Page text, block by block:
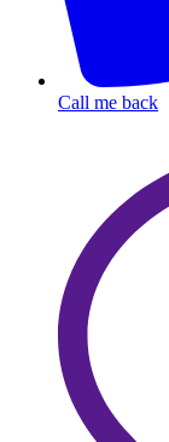
Call me back